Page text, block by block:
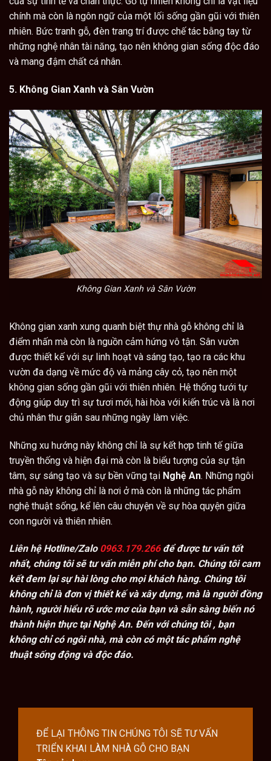
chính mà còn là ngôn ngữ của một lối sống gần gũi với thiên
nhiên. Bức tranh gỗ, đèn trang trí được chế tác bằng tay từ
những nghệ nhân tài năng, tạo nên không gian sống độc đáo
và mang đậm chất cá nhân.
5. Không Gian Xanh và Sân Vườn
Không Gian Xanh và Sân Vườn
Không gian xanh xung quanh biệt thự nhà gỗ không chỉ là
điểm nhấn mà còn là nguồn cảm hứng vô tận. Sân vườn
được thiết kế với sự linh hoạt và sáng tạo, tạo ra các khu
vườn đa dạng về mức độ và mảng cây cỏ, tạo nên một
không gian sống gần gũi với thiên nhiên. Hệ thống tưới tự
động giúp duy trì sự tươi mới, hài hòa với kiến trúc và là nơi
chủ nhân thư giãn sau những ngày làm việc.
Những xu hướng này không chỉ là sự kết hợp tinh tế giữa
truyền thống và hiện đại mà còn là biểu tượng của sự tận
tâm, sự sáng tạo và sự bền vững tại Nghệ An. Những ngôi
nhà gỗ này không chỉ là nơi ở mà còn là những tác phẩm
nghệ thuật sống, kể lên câu chuyện về sự hòa quyện giữa
con người và thiên nhiên.
Liên hệ Hotline/Zalo 0963.179.266để được tư vấn tốt
nhất, chúng tôi sẽ tư vấn miễn phí cho bạn. Chúng tôi cam
kết đem lại sự hài lòng cho mọi khách hàng. Chúng tôi
không chỉ là đơn vị thiết kế và xây dựng, mà là người đồng
hành, người hiểu rõ ước mơ của bạn và sẵn sàng biến nó
thành hiện thực tại Nghệ An. Đến với chúng tôi , bạn
không chỉ có ngôi nhà, mà còn có một tác phẩm nghệ
thuật sống động và độc đáo.
ĐỂ LẠI THÔNG TIN CHÚNG TÔI SẼ TƯ VẤN
TRIỂN KHAI LÀM NHÀ GỖ CHO BẠN